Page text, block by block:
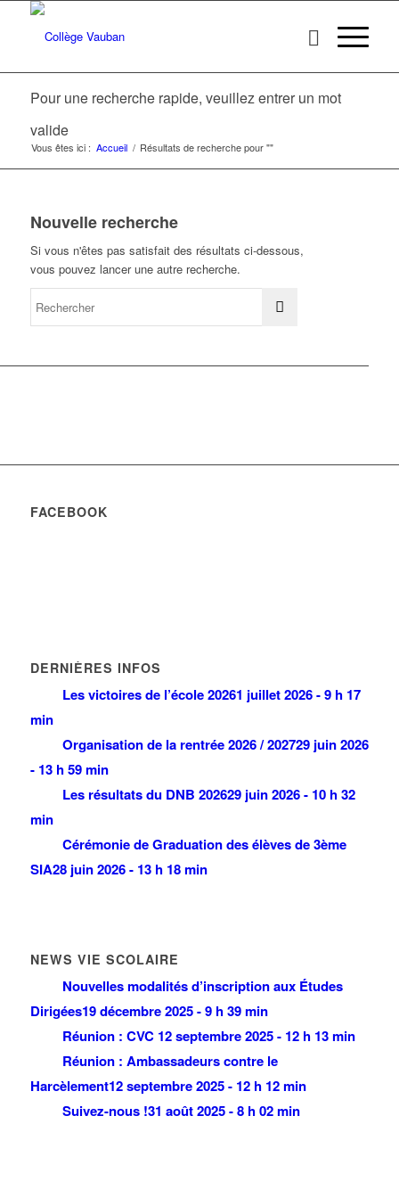
Pour une recherche rapide, veuillez entrer un mot
valide
Vous êtes ici : Accueil / Résultats de recherche pour ""
Nouvelle recherche
Si vous n'êtes pas satisfait des résultats ci-dessous,
vous pouvez lancer une autre recherche.
FACEBOOK
DERNIÈRES INFOS
Les victoires de l’école 20261 juillet 2026 - 9 h 17
min
Organisation de la rentrée 2026 / 202729 juin 2026
- 13 h 59 min
Les résultats du DNB 202629 juin 2026 - 10 h 32
min
Cérémonie de Graduation des élèves de 3ème
SIA28 juin 2026 - 13 h 18 min
NEWS VIE SCOLAIRE
Nouvelles modalités d’inscription aux Études
Dirigées19 décembre 2025 - 9 h 39 min
Réunion : CVC 12 septembre 2025 - 12 h 13 min
Réunion : Ambassadeurs contre le
Harcèlement12 septembre 2025 - 12 h 12 min
Suivez-nous !31 août 2025 - 8 h 02 min